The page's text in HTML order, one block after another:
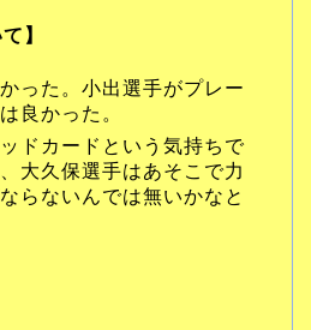
】
った。小出選手がプレー
良かった。
ドカードという気持ちで
大久保選手はあそこで力
らないんでは無いかなと